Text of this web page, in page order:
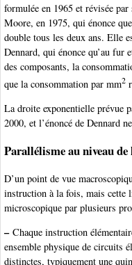
formulée en 1965 et révisée
Moore, en 1975, qui énonce
double tous les deux ans. Elle
Dennard, qui énonce qu’au fur
des composants, la
que la consommation par mm2
La droite exponentielle prévue
2000, et l’énoncé de Dennard
Parallélisme au niveau
D’un point de vue
instruction à la fois, mais cette
microscopique par plusieurs
–Chaque instruction
ensemble physique de circuits
distinctes, typiquement une